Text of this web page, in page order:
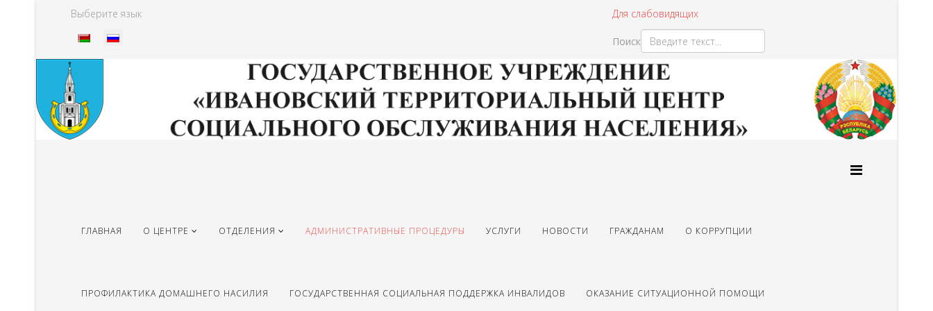
Выберите язык Для слабовидящих
Поиск
Type 2 or more characters
for results.
ГЛАВНАЯ О ЦЕНТРЕ ОТДЕЛЕНИЯ АДМИНИСТРАТИВНЫЕ ПРОЦЕДУРЫ УСЛУГИ НОВОСТИ ГРАЖДАНАМ О КОРРУПЦИИ
ПРОФИЛАКТИКА ДОМАШНЕГО НАСИЛИЯ ГОСУДАРСТВЕННАЯ СОЦИАЛЬНАЯ ПОДДЕРЖКА ИНВАЛИДОВ ОКАЗАНИЕ СИТУАЦИОННОЙ ПОМОЩИ